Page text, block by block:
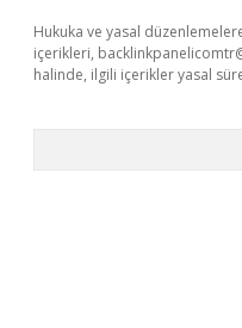
Hukuka ve yasal
içerikleri,
halinde, ilgili içerikler yasal